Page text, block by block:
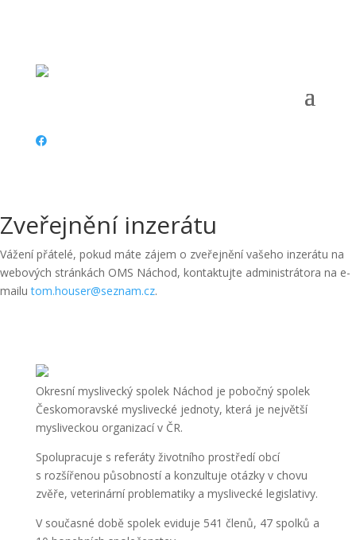
Zveřejnění inzerátu
Vážení přátelé, pokud máte zájem o zveřejnění vašeho inzerátu na
webových stránkách OMS Náchod, kontaktujte administrátora na e-
mailutom.houser@seznam.cz.
Okresní myslivecký spolek Náchod je pobočný spolek
Českomoravské myslivecké jednoty, která je největší
mysliveckou organizací v ČR.
Spolupracuje s referáty životního prostředí obcí
s rozšířenou působností a konzultuje otázky v chovu
zvěře, veterinární problematiky a myslivecké legislativy.
V současné době spolek eviduje 541 členů, 47 spolků a